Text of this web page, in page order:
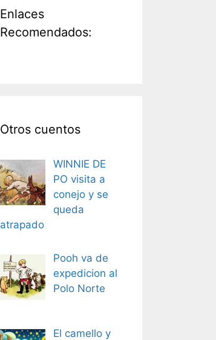
Enlaces
Recomendados:
Otros cuentos
WINNIE DE
PO visita a
conejo y se
queda
atrapado
Pooh va de
expedicion al
Polo Norte
El camello y